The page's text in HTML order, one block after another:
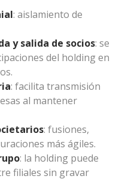
: aislamiento de
y salida de socios: se
del holding en
: facilita transmisión
al mantener
: fusiones,
más ágiles.
: la holding puede
filiales sin gravar